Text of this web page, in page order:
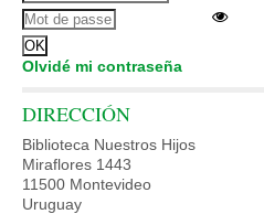
Olvidé mi contraseña
DIRECCIÓN
Biblioteca Nuestros Hijos
Miraflores 1443
11500 Montevideo
Uruguay